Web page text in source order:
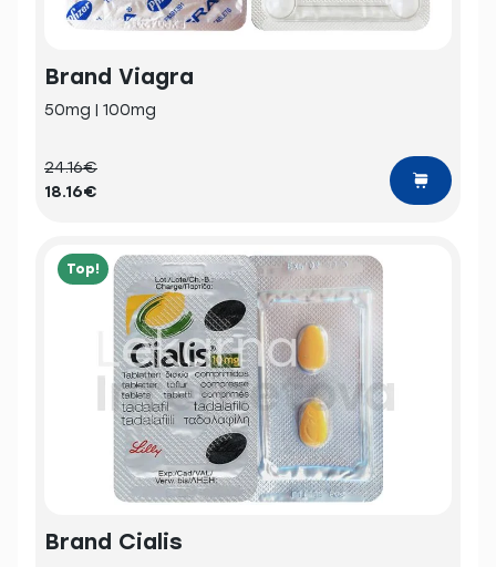
Brand Viagra
50mg | 100mg
24.16€
18.16€
Top!
Brand Cialis